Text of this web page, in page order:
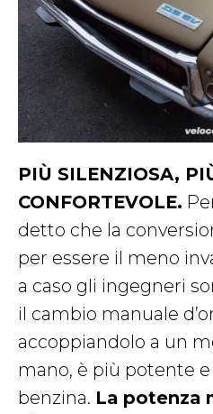
PIÙ SILENZIOSA,
CONFORTEVOLE.
detto che la
per essere il meno
a caso gli ingegneri
il cambio manuale
accoppiandolo a un
mano, è più potente
benzina. La potenza